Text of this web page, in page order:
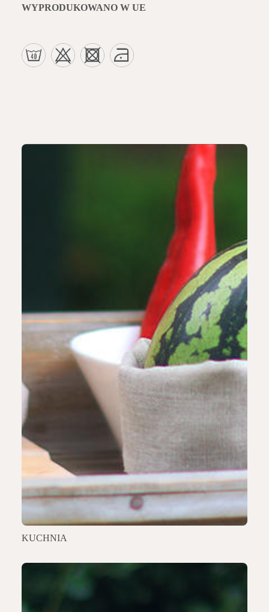
WYPRODUKOWANO W UE
KUCHNIA